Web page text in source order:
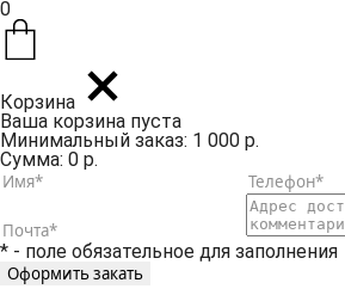
0
Корзина
Ваша корзина пуста
Минимальный заказ: 1 000 р.
Сумма: 0 р.
* - поле обязательное для заполнения